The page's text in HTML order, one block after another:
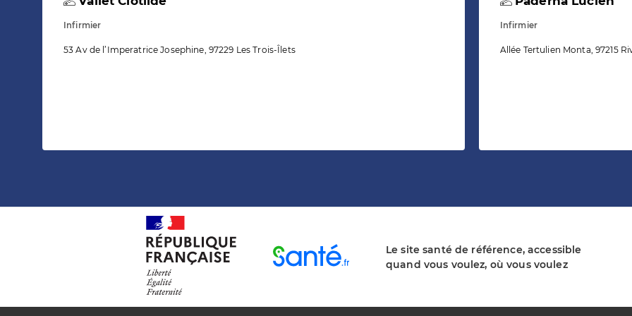
Infirmier
53 Av de l’Imperatrice Josephine, 97229 Les Trois-Îlets
Infirmier
Allée Tertulien Monta, 97215
Le site santé de référence, accessible
quand vous voulez, où vous voulez